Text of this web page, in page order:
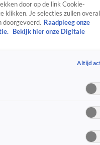
RealityCrimeVideo's
door op de link Cookie-
klikken. Je selecties zullen overal
doorgevoerd. Raadpleeg onze
Bekijk hier onze Digitale
Altijd